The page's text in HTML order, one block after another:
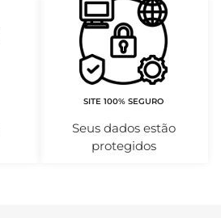
SITE 100% SEGURO
Seus dados estão
protegidos